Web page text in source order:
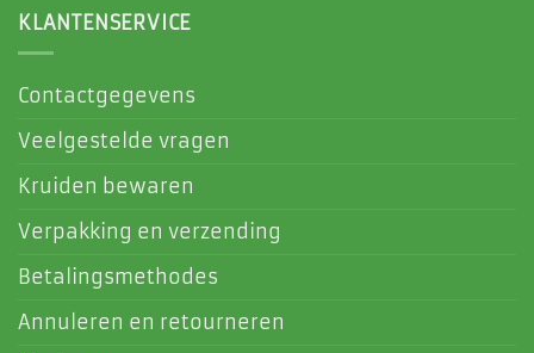
KLANTENSERVICE
Contactgegevens
Veelgestelde vragen
Kruiden bewaren
Verpakking en verzending
Betalingsmethodes
Annuleren en retourneren